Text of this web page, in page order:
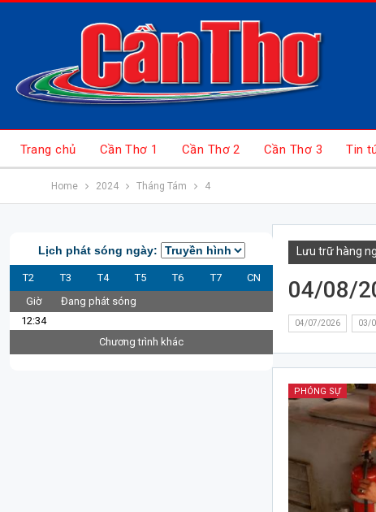
Trang chủ Cần Thơ 1 Cần Thơ 2 Cần Thơ 3 Tin
Home 2024 Tháng Tám 4
Lưu trữ hàng
04/08/
04/07/2026 03/
PHÓNG SỰ
Lịch phát sóng ngày:
T2 T3 T4 T5 T6 T7
CN
Giờ
Đang phát sóng
12:34
Chương trình khác